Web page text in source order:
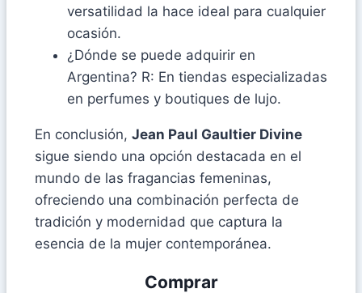
versatilidad la hace ideal para cualquier
ocasión.
¿Dónde se puede adquirir en
Argentina? R: En tiendas especializadas
en perfumes y boutiques de lujo.
En conclusión, Jean Paul Gaultier Divine
sigue siendo una opción destacada en el
mundo de las fragancias femeninas,
ofreciendo una combinación perfecta de
tradición y modernidad que captura la
esencia de la mujer contemporánea.
Comprar